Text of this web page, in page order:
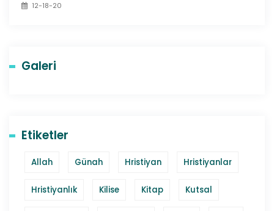
12-18-20
Galeri
Etiketler
Allah Günah Hristiyan Hristiyanlar
Hristiyanlık Kilise Kitap Kutsal